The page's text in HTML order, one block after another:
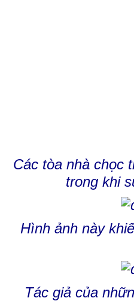
Các tòa nhà chọc
trong khi
Hình ảnh này
Tác giả của